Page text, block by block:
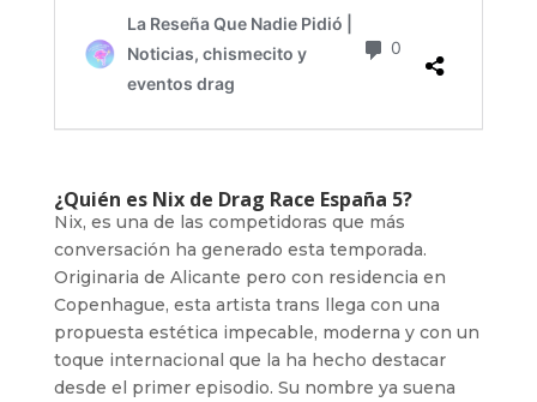
¿Quién es Nix de Drag Race España 5?
Nix, es una de las competidoras que más
conversación ha generado esta temporada.
Originaria de Alicante pero con residencia en
Copenhague, esta artista trans llega con una
propuesta estética impecable, moderna y con un
toque internacional que la ha hecho destacar
desde el primer episodio. Su nombre ya suena